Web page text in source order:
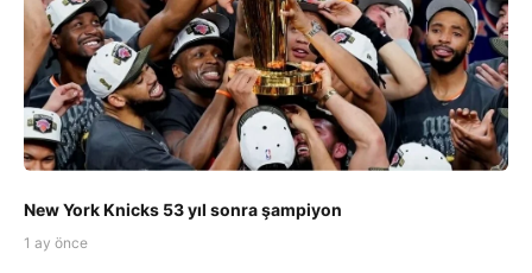
New York Knicks 53 yıl sonra şampiyon
1 ay önce